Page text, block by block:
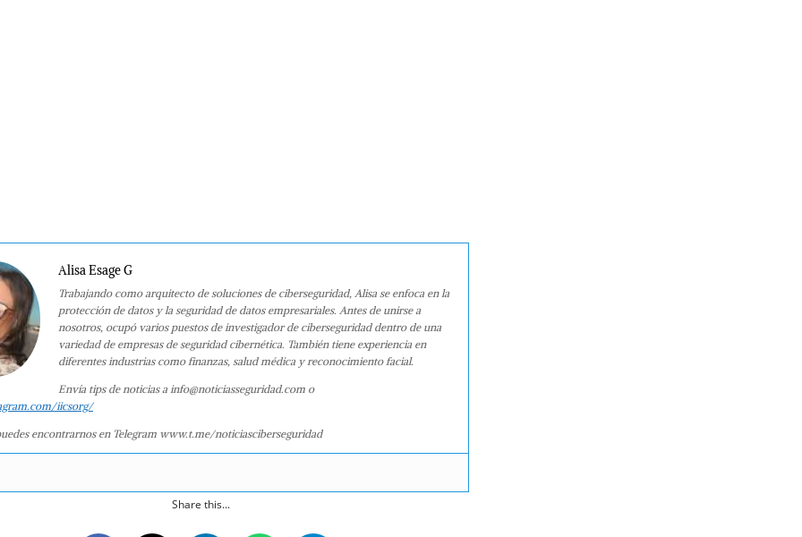
Alisa Esage G
Trabajando como arquitecto de soluciones de ciberseguridad, Alisa se enfoca en la
protección de datos y la seguridad de datos empresariales. Antes de unirse a
nosotros, ocupó varios puestos de investigador de ciberseguridad dentro de una
variedad de empresas de seguridad cibernética. También tiene experiencia en
diferentes industrias como finanzas, salud médica y reconocimiento facial.
Envía tips de noticias a info@noticiasseguridad.com o
iicsorg/
encontrarnos en Telegram www.t.me/noticiasciberseguridad
Share this...